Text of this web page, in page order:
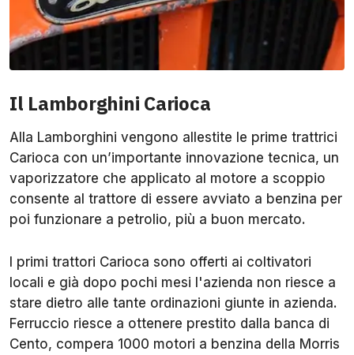
Il Lamborghini Carioca
Alla Lamborghini vengono allestite le prime trattrici
Carioca con un’importante innovazione tecnica, un
vaporizzatore che applicato al motore a scoppio
consente al trattore di essere avviato a benzina per
poi funzionare a petrolio, più a buon mercato.
I primi trattori Carioca sono offerti ai coltivatori
locali e già dopo pochi mesi l'azienda non riesce a
stare dietro alle tante ordinazioni giunte in azienda.
Ferruccio riesce a ottenere prestito dalla banca di
Cento, compera 1000 motori a benzina della Morris